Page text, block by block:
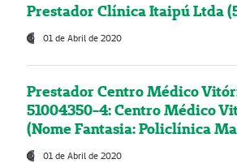
Prestador Clínica Itaipú Ltda
01 de Abril de 2020
Prestador Centro Médico
51004350-4: Centro Médico
(Nome Fantasia: Policlínica
01 de Abril de 2020